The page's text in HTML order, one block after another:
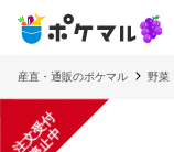
産直・通販のポケマル 野菜
注
文
受
付
停
止
中